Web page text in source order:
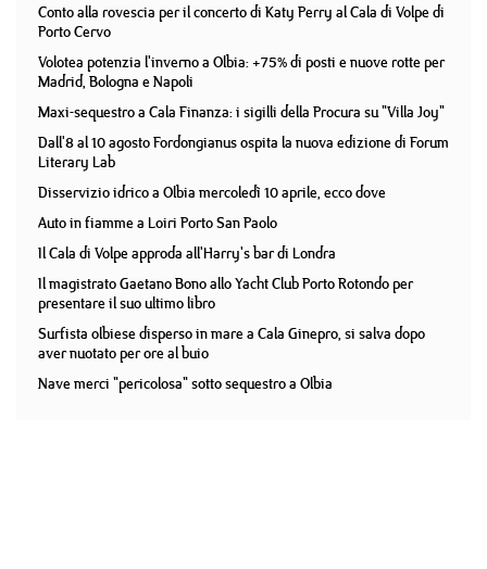
Conto alla rovescia per il concerto di Katy Perry al Cala di Volpe di
Porto Cervo
Volotea potenzia l'inverno a Olbia: +75% di posti e nuove rotte per
Madrid, Bologna e Napoli
Maxi-sequestro a Cala Finanza: i sigilli della Procura su "Villa Joy"
Dall'8 al 10 agosto Fordongianus ospita la nuova edizione di Forum
Literary Lab
Disservizio idrico a Olbia mercoledì 10 aprile, ecco dove
Auto in fiamme a Loiri Porto San Paolo
Il Cala di Volpe approda all'Harry's bar di Londra
Il magistrato Gaetano Bono allo Yacht Club Porto Rotondo per
presentare il suo ultimo libro
Surfista olbiese disperso in mare a Cala Ginepro, si salva dopo
aver nuotato per ore al buio
Nave merci "pericolosa" sotto sequestro a Olbia